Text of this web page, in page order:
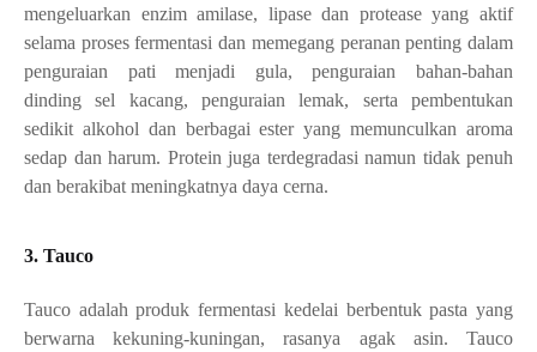
mengeluarkan enzim amilase, lipase dan protease yang aktif
selama proses fermentasi dan memegang peranan penting dalam
penguraian pati menjadi gula, penguraian bahan-bahan
dinding sel kacang, penguraian lemak, serta pembentukan
sedikit alkohol dan berbagai ester yang memunculkan aroma
sedap dan harum. Protein juga terdegradasi namun tidak penuh
dan berakibat meningkatnya daya cerna.
3. Tauco
Tauco adalah produk fermentasi kedelai berbentuk pasta yang
berwarna kekuning-kuningan, rasanya agak asin. Tauco